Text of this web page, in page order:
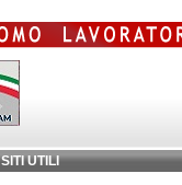
SITI UTILI